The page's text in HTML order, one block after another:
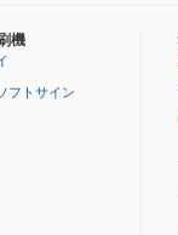
機
フトサイン